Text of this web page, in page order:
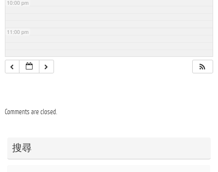
10:00 pm
11:00 pm
Comments are closed.
搜尋